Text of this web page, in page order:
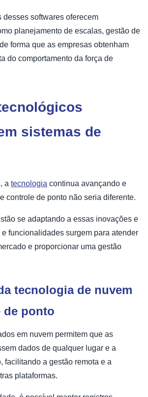
desses softwares oferecem
planejamento de escalas, gestão de
forma que as empresas obtenham
do comportamento da força de
sistemas de
a tecnologia continua avançando e
controle de ponto não seria diferente.
se adaptando a essas inovações e
e funcionalidades surgem para atender
e proporcionar uma gestão
tecnologia de nuvem
de ponto
em nuvem permitem que as
dados de qualquer lugar e a
facilitando a gestão remota e a
plataformas.